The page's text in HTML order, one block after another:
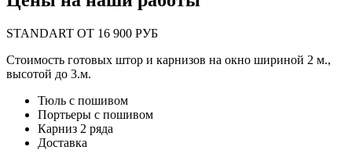
STANDART ОТ 16 900 РУБ
Стоимость готовых штор и карнизов на окно шириной 2 м.,
высотой до 3.м.
Тюль с пошивом
Портьеры с пошивом
Карниз 2 ряда
Доставка